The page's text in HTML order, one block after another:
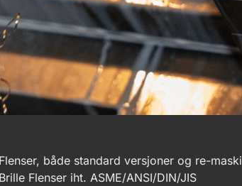
Flenser, både standard versjoner og re-
Brille Flenser iht. ASME/ANSI/DIN/JIS